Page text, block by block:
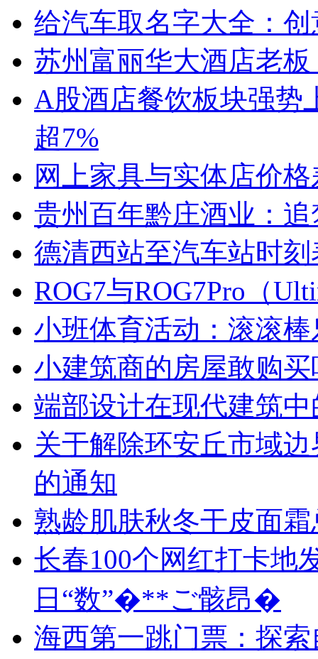
给汽车取名字大全：
苏州富丽华大酒店老
A股酒店餐饮板块强势
超7%
网上家具与实体店价
贵州百年黔庄酒业：
德清西站至汽车站时
ROG7与ROG7Pro（
小班体育活动：滚滚
小建筑商的房屋敢购
端部设计在现代建筑
关于解除环安丘市域
的通知
熟龄肌肤秋冬干皮面
长春100个网红打卡地
日“数”�**ご骸昂�
海西第一跳门票：探